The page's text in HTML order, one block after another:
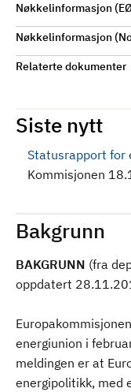
Nøkkelinformasjon
Nøkkelinformasjon
Relaterte dokumenter
Siste nytt
Statusrapport for
Kommisjonen
Bakgrunn
BAKGRUNN (fra
oppdatert
energiunion i
meldingen er at
energipolitikk, med